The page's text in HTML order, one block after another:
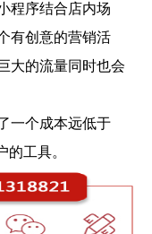
程序结合店内场
有创意的营销活
大的流量同时也会
一个成本远低于
工具。